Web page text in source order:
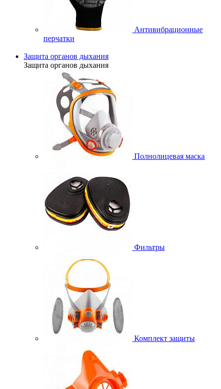
Антивибрационные
перчатки
Защита органов дыхания
Защита органов дыхания
Полнолицевая маска
Фильтры
Комплект защиты